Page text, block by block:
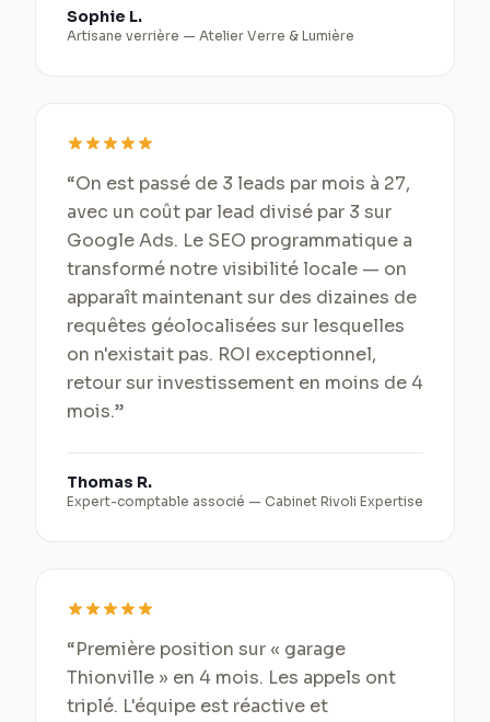
Sophie L.
Artisane verrière — Atelier Verre & Lumière
“On est passé de 3 leads par mois à 27,
avec un coût par lead divisé par 3 sur
Google Ads. Le SEO programmatique a
transformé notre visibilité locale — on
apparaît maintenant sur des dizaines de
requêtes géolocalisées sur lesquelles
on n'existait pas. ROI exceptionnel,
retour sur investissement en moins de 4
mois.”
Thomas R.
Expert-comptable associé — Cabinet Rivoli Expertise
“Première position sur « garage
Thionville » en 4 mois. Les appels ont
triplé. L'équipe est réactive et